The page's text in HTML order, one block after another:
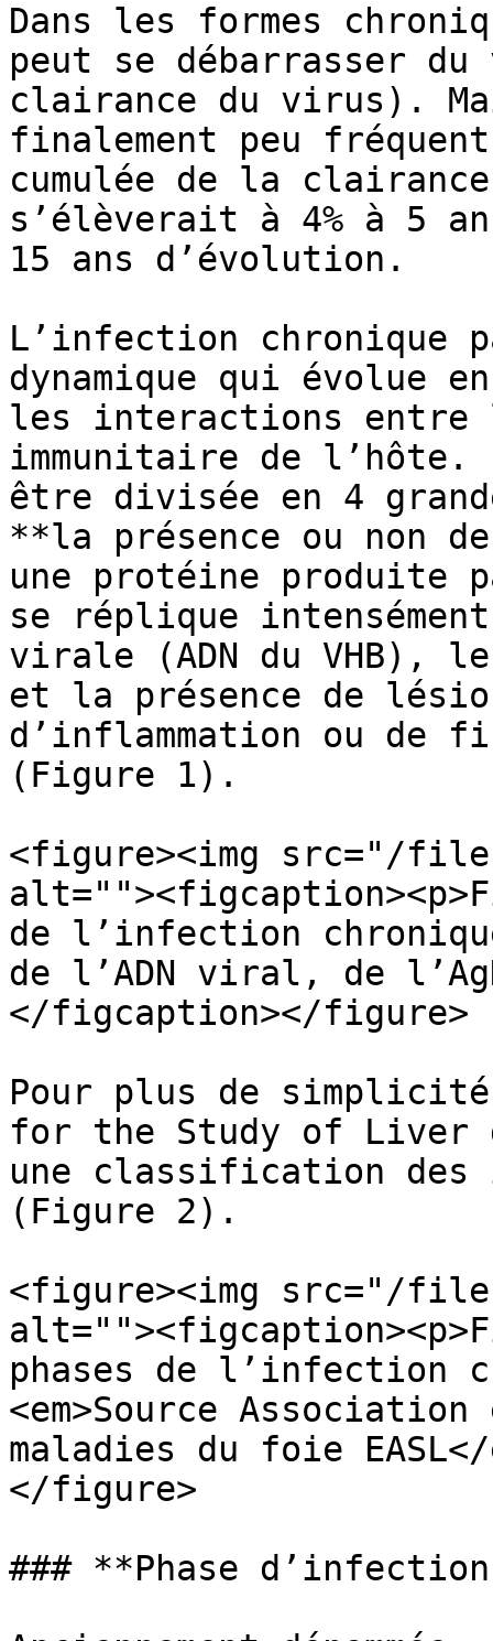
Dans les formes
peut se débarrasser
clairance du virus).
finalement peu
cumulée de la clairance
s’élèverait à 4% à 5
15 ans d’évolution.
L’infection chronique
dynamique qui évolue
les interactions entre
immunitaire de
être divisée en 4
**la présence ou non
une protéine produite
se réplique
virale (ADN du VHB),
et la présence de
d’inflammation ou de
(Figure 1).
<figure><img src="/files/
de l’infection
de l’ADN viral, de
</figcaption></figure>
Pour plus de
for the Study of Liver
une classification des
(Figure 2).
<figure><img src="/files/
phases de l’infection
<em>Source
maladies du foie
</figure>
### **Phase